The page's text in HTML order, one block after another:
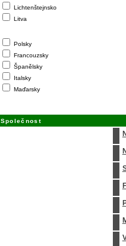
Lichtenštejnsko
Litva
Polsky
Francouzsky
Španělsky
Italsky
Maďarsky
Společnost